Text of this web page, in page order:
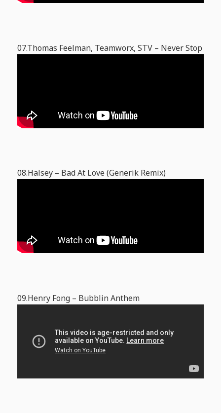
07.Thomas Feelman, Teamworx, STV – Never Stop
08.Halsey – Bad At Love (Generik Remix)
09.Henry Fong – Bubblin Anthem